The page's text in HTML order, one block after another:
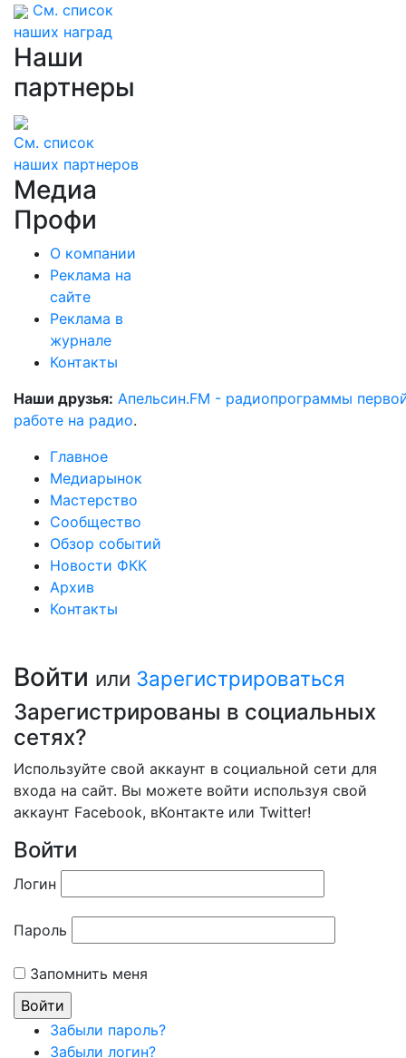
См. список
наших наград
Наши
партнеры
См. список
наших партнеров
Медиа
Профи
О компании
Реклама на
сайте
Реклама в
журнале
Контакты
Наши друзья: Апельсин.FM - радиопрограммы
работе на радио.
Главное
Медиарынок
Мастерство
Сообщество
Обзор событий
Новости ФКК
Архив
Контакты
Войти или Зарегистрироваться
Зарегистрированы в социальных
сетях?
Используйте свой аккаунт в социальной сети для
входа на сайт. Вы можете войти используя свой
аккаунт Facebook, вКонтакте или Twitter!
Войти
Логин
Пароль
Запомнить меня
Забыли пароль?
Забыли логин?